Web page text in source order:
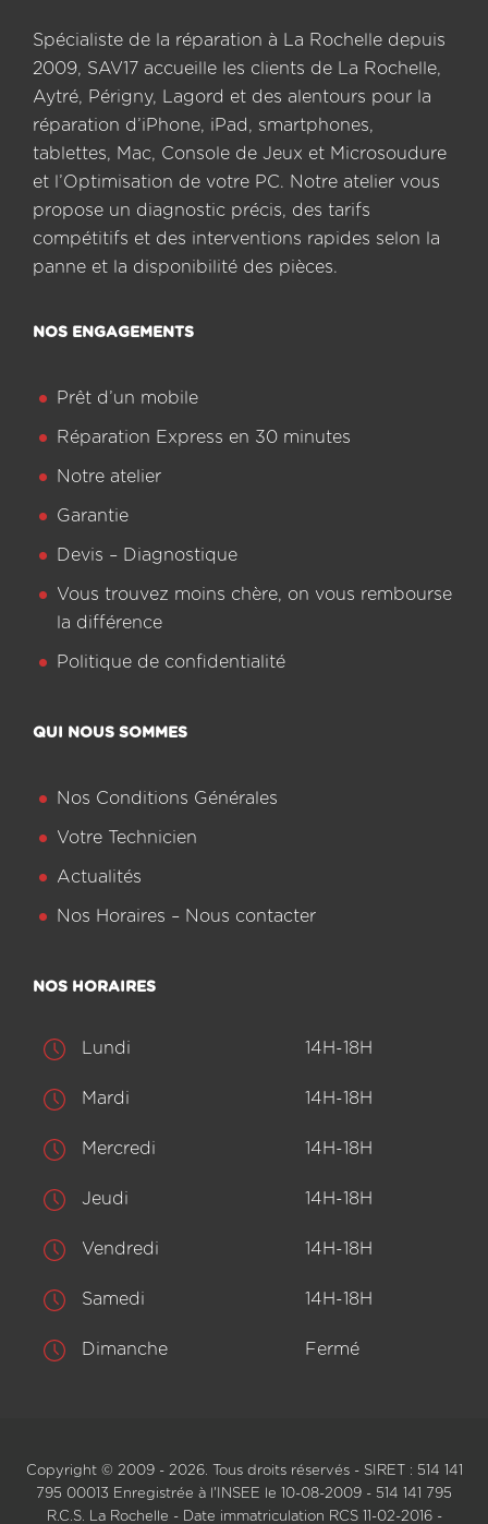
Spécialiste de la réparation à La Rochelle depuis
2009, SAV17 accueille les clients de La Rochelle,
Aytré, Périgny, Lagord et des alentours pour la
réparation d’iPhone, iPad, smartphones,
tablettes, Mac, Console de Jeux et Microsoudure
et l’Optimisation de votre PC. Notre atelier vous
propose un diagnostic précis, des tarifs
compétitifs et des interventions rapides selon la
panne et la disponibilité des pièces.
NOS ENGAGEMENTS
Prêt d’un mobile
Réparation Express en 30 minutes
Notre atelier
Garantie
Devis – Diagnostique
Vous trouvez moins chère, on vous rembourse
la différence
Politique de confidentialité
QUI NOUS SOMMES
Nos Conditions Générales
Votre Technicien
Actualités
Nos Horaires – Nous contacter
NOS HORAIRES
Lundi 14H-18H
Mardi 14H-18H
Mercredi 14H-18H
Jeudi 14H-18H
Vendredi 14H-18H
Samedi 14H-18H
Dimanche Fermé
Copyright © 2009 - 2026. Tous droits réservés - SIRET : 514 141
795 00013 Enregistrée à l'INSEE le 10-08-2009 - 514 141 795
R.C.S. La Rochelle - Date immatriculation RCS 11-02-2016 -